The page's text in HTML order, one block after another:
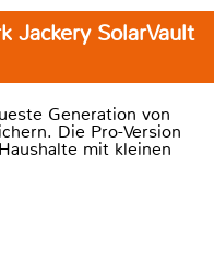
Jackery SolarVault
Generation von
Die Pro-Version
mit kleinen